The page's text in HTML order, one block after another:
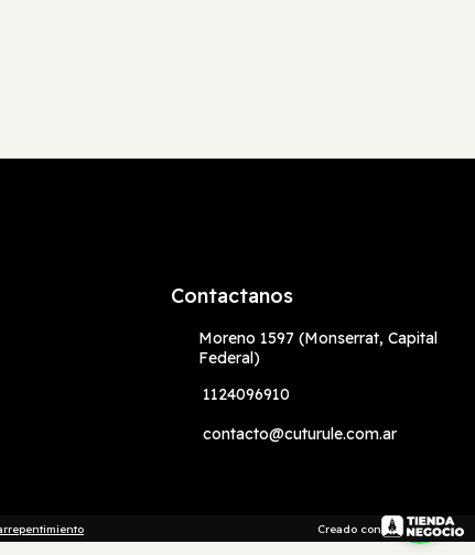
Contactanos
Moreno 1597 (Monserrat, Capital
Federal)
1124096910
contacto@cuturule.com.ar
Creado con